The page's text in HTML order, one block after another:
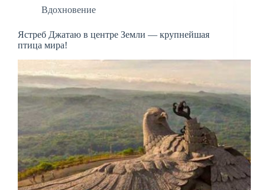
Вдохновение
Ястреб Джатаю в центре Земли — крупнейшая
птица мира!